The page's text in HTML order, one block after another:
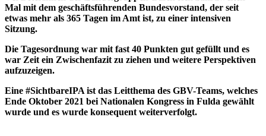
Mal mit dem geschäftsführenden Bundesvorstand, der seit
etwas mehr als 365 Tagen im Amt ist, zu einer intensiven
Sitzung.
Die Tagesordnung war mit fast 40 Punkten gut gefüllt und es
war Zeit ein Zwischenfazit zu ziehen und weitere Perspektiven
aufzuzeigen.
Eine #SichtbareIPA ist das Leitthema des GBV-Teams, welches
Ende Oktober 2021 bei Nationalen Kongress in Fulda gewählt
wurde und es wurde konsequent weiterverfolgt.